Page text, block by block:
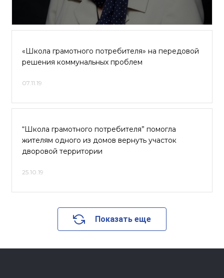
«Школа грамотного потребителя» на передовой
решения коммунальных проблем
07.11.19
“Школа грамотного потребителя” помогла
жителям одного из домов вернуть участок
дворовой территории
25.10.19
Показать еще